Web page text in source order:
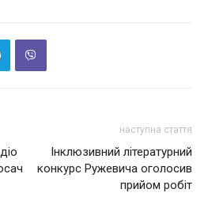
наступна стаття
Інклюзивний літературний
конкурс Ружевича оголосив
прийом робіт